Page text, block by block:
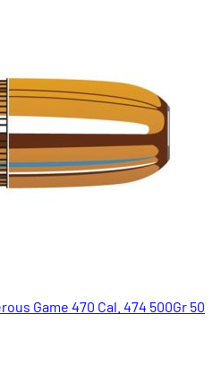
Game 470 Cal. 474 500Gr 50